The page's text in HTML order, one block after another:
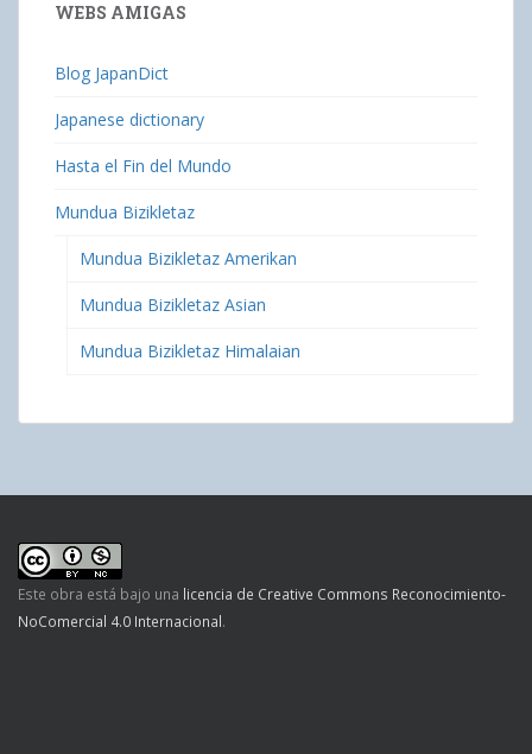
WEBS AMIGAS
Blog JapanDict
Japanese dictionary
Hasta el Fin del Mundo
Mundua Bizikletaz
Mundua Bizikletaz Amerikan
Mundua Bizikletaz Asian
Mundua Bizikletaz Himalaian
Este obra está bajo una licencia de Creative Commons Reconocimiento-
NoComercial 4.0 Internacional.